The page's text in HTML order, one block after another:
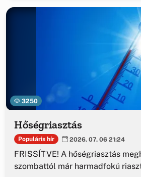
3250
Hőségriasztás
Populáris hír 2026. 07. 06 21:24
FRISSÍTVE! A hőségriasztás
szombattól már harmadfokú